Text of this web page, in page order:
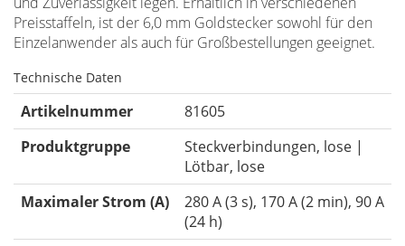
Preisstaffeln, ist der 6,0 mm Goldstecker sowohl für den
Einzelanwender als auch für Großbestellungen geeignet.
Technische Daten
Artikelnummer
81605
Produktgruppe
Steckverbindungen, lose |
Lötbar, lose
Maximaler Strom (A)
280 A (3 s), 170 A (2 min), 90 A
(24 h)